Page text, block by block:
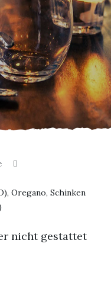
Oregano, Schinken
nicht gestattet